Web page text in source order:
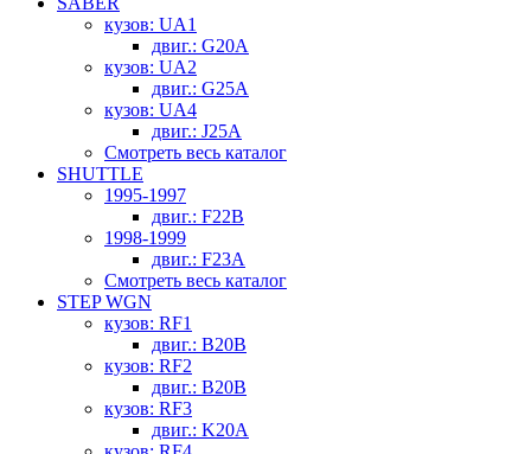
кузов: UA1
двиг.: G20A
кузов: UA2
двиг.: G25A
кузов: UA4
двиг.: J25A
Смотреть весь каталог
SHUTTLE
1995-1997
двиг.: F22B
1998-1999
двиг.: F23A
Смотреть весь каталог
STEP WGN
кузов: RF1
двиг.: B20B
кузов: RF2
двиг.: B20B
кузов: RF3
двиг.: K20A